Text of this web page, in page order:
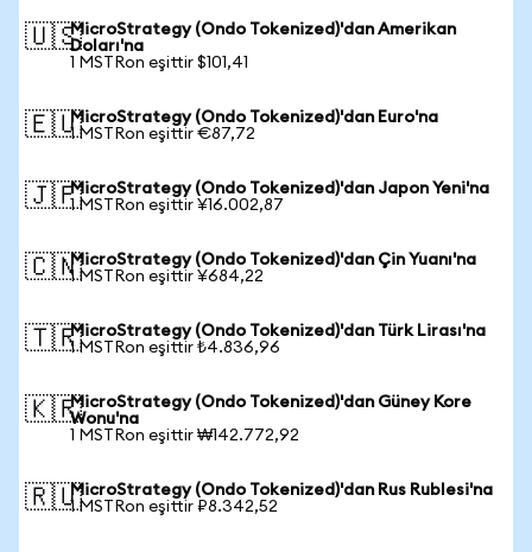
🇺🇸MicroStrategy (Ondo Tokenized)'dan Amerikan
Doları'na
1 MSTRon eşittir $101,41
🇪🇺MicroStrategy (Ondo Tokenized)'dan Euro'na
1 MSTRon eşittir €87,72
🇯🇵MicroStrategy (Ondo Tokenized)'dan Japon Yeni'na
1 MSTRon eşittir ¥16.002,87
🇨🇳MicroStrategy (Ondo Tokenized)'dan Çin Yuanı'na
1 MSTRon eşittir ¥684,22
🇹🇷MicroStrategy (Ondo Tokenized)'dan Türk Lirası'na
1 MSTRon eşittir ₺4.836,96
🇰🇷MicroStrategy (Ondo Tokenized)'dan Güney Kore
Wonu'na
1 MSTRon eşittir ₩142.772,92
🇷🇺MicroStrategy (Ondo Tokenized)'dan Rus Rublesi'na
1 MSTRon eşittir ₽8.342,52